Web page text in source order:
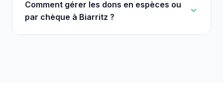
Comment gérer les dons en espèces ou
par chèque à Biarritz ?